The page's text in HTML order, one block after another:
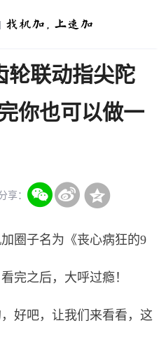
轮联动指尖陀
你也可以做一
享：
圈子名为《丧心病狂的9
完之后，大呼过瘾！
好吧，让我们来看看，这